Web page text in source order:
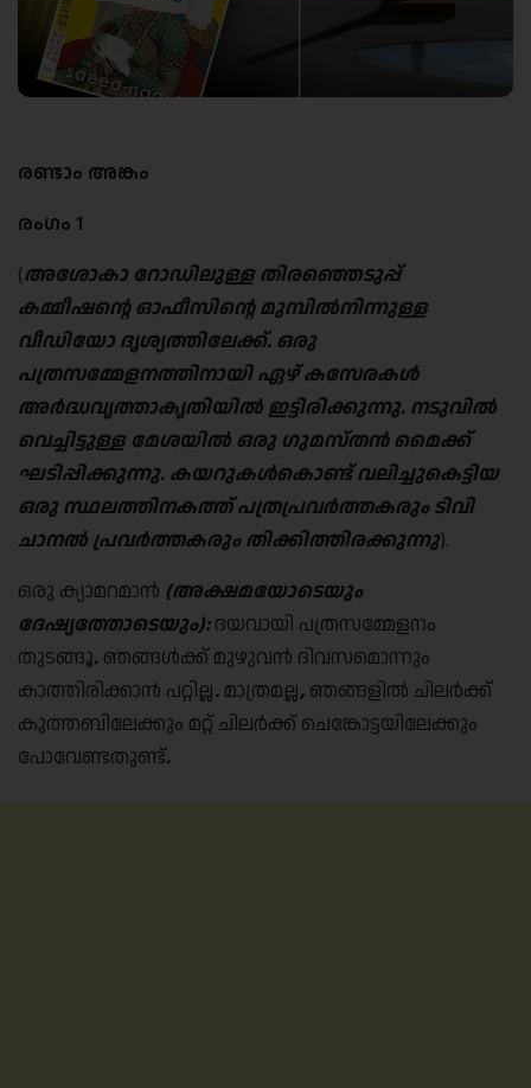
രണ്ടാം അങ്കം
രംഗം 1
(അശോകാ റോഡിലുള്ള തിരഞ്ഞെടുപ്പ്
കമ്മീഷന്റെ ഓഫീസിന്റെ മുമ്പിൽനിന്നുള്ള
വീഡിയോ ദൃശ്യത്തിലേക്ക്. ഒരു
പത്രസമ്മേളനത്തിനായി ഏഴ് കസേരകൾ
അർദ്ധവൃത്താകൃതിയിൽ ഇട്ടിരിക്കുന്നു. നടുവിൽ
വെച്ചിട്ടുള്ള മേശയിൽ ഒരു ഗുമസ്തൻ മൈക്ക്
ഘടിപ്പിക്കുന്നു. കയറുകൾകൊണ്ട് വലിച്ചുകെട്ടിയ
ഒരു സ്ഥലത്തിനകത്ത് പത്രപ്രവർത്തകരും ടിവി
ചാനൽ പ്രവർത്തകരും തിക്കിത്തിരക്കുന്നു).
ഒരു ക്യാമറമാൻ (അക്ഷമയോടെയും
ദേഷ്യത്തോടെയും):ദയവായി പത്രസമ്മേളനം
തുടങ്ങൂ. ഞങ്ങൾക്ക് മുഴുവൻ ദിവസമൊന്നും
കാത്തിരിക്കാൻ പറ്റില്ല. മാത്രമല്ല, ഞങ്ങളിൽ ചിലർക്ക്
കുത്തബിലേക്കും മറ്റ് ചിലർക്ക് ചെങ്കോട്ടയിലേക്കും
പോവേണ്ടതുണ്ട്.